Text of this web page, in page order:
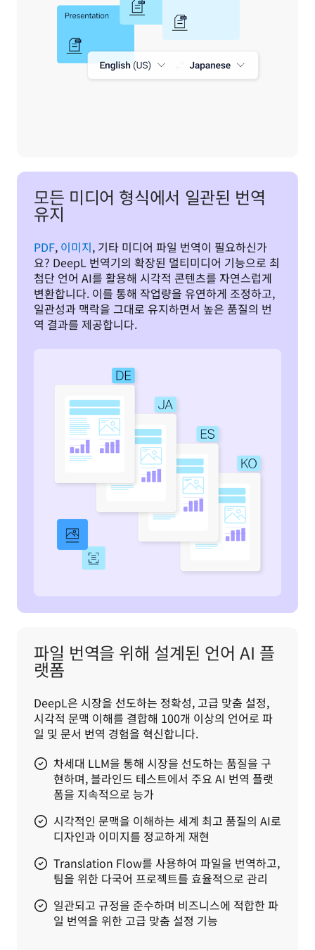
모든 미디어 형식에서 일관된 번역
유지
PDF, 이미지, 기타 미디어 파일 번역이 필요하신가
요? DeepL 번역기의 확장된 멀티미디어 기능으로 최
첨단 언어 AI를 활용해 시각적 콘텐츠를 자연스럽게
변환합니다. 이를 통해 작업량을 유연하게 조정하고,
일관성과 맥락을 그대로 유지하면서 높은 품질의 번
역 결과를 제공합니다.
파일 번역을 위해 설계된 언어 AI 플
랫폼
DeepL은 시장을 선도하는 정확성, 고급 맞춤 설정,
시각적 문맥 이해를 결합해 100개 이상의 언어로 파
일 및 문서 번역 경험을 혁신합니다.
차세대 LLM을 통해 시장을 선도하는 품질을 구
현하며, 블라인드 테스트에서 주요 AI 번역 플랫
폼을 지속적으로 능가
시각적인 문맥을 이해하는 세계 최고 품질의 AI로
디자인과 이미지를 정교하게 재현
Translation Flow를 사용하여 파일을 번역하고,
팀을 위한 다국어 프로젝트를 효율적으로 관리
일관되고 규정을 준수하며 비즈니스에 적합한 파
일 번역을 위한 고급 맞춤 설정 기능